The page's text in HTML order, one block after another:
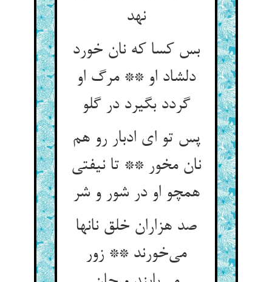
نهد
بس کسا که نان خورد
دلشاد او ** مرگ او
گردد بگیرد در گلو
پس تو ای ادبار رو هم
نان مخور ** تا نیفتی
همچو او در شور و شر
صد هزاران خلق نانها
می‌خورند ** زور